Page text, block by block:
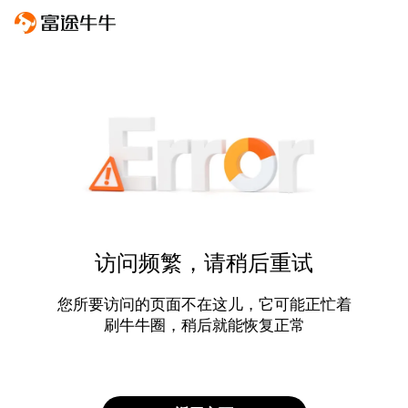
访问频繁，请稍后重试
您所要访问的页面不在这儿，它可能正忙着
刷牛牛圈，稍后就能恢复正常